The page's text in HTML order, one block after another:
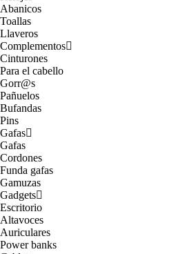
Abanicos
Toallas
Llaveros
Complementos
Cinturones
Para el cabello
Gorr@s
Pañuelos
Bufandas
Pins
Gafas
Gafas
Cordones
Funda gafas
Gamuzas
Gadgets
Escritorio
Altavoces
Auriculares
Power banks